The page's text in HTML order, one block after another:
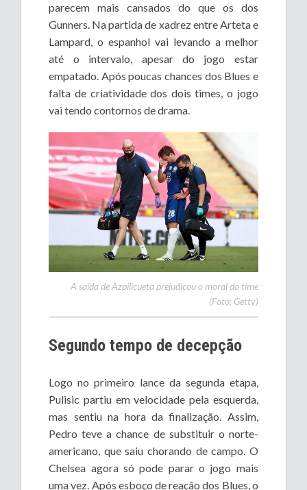
parecem mais cansados do que os dos
Gunners. Na partida de xadrez entre Arteta e
Lampard, o espanhol vai levando a melhor
até o intervalo, apesar do jogo estar
empatado. Após poucas chances dos Blues e
falta de criatividade dos dois times, o jogo
vai tendo contornos de drama.
A saída de Azpilicueta prejudicou o moral do time
(Foto: Getty)
Segundo tempo de decepção
Logo no primeiro lance da segunda etapa,
Pulisic partiu em velocidade pela esquerda,
mas sentiu na hora da finalização. Assim,
Pedro teve a chance de substituir o norte-
americano, que saiu chorando de campo. O
Chelsea agora só pode parar o jogo mais
uma vez. Após esboço de reação dos Blues, o